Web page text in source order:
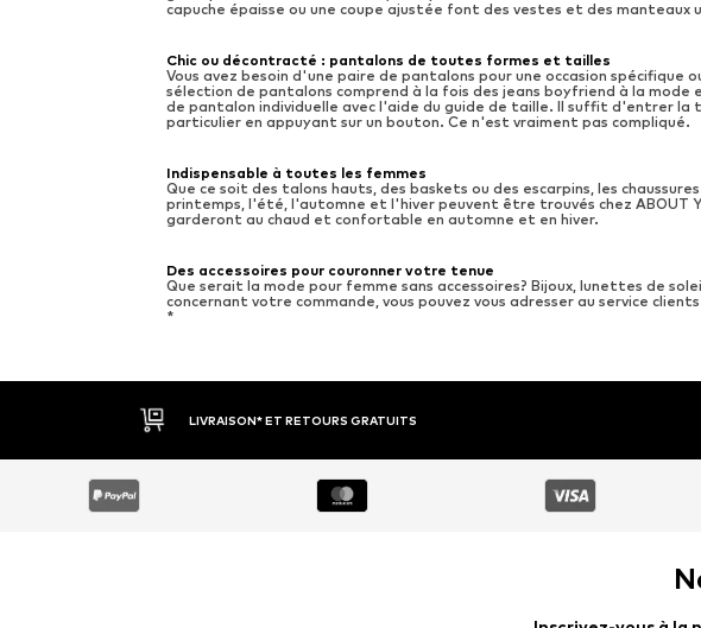
capuche épaisse ou une coupe ajustée font des vestes et des manteaux
Chic ou décontracté : pantalons de toutes formes et tailles
Vous avez besoin d'une paire de pantalons pour une occasion spécifique
sélection de pantalons comprend à la fois des jeans boyfriend à la
de pantalon individuelle avec l'aide du guide de taille. Il suffit d'entrer
particulier en appuyant sur un bouton. Ce n'est vraiment pas compliqué.
Indispensable à toutes les femmes
Que ce soit des talons hauts, des baskets ou des escarpins, les
printemps, l'été, l'automne et l'hiver peuvent être trouvés chez ABOUT
garderont au chaud et confortable en automne et en hiver.
Des accessoires pour couronner votre tenue
Que serait la mode pour femme sans accessoires? Bijoux, lunettes de
concernant votre commande, vous pouvez vous adresser au service clients
*
LIVRAISON* ET RETOURS GRATUITS